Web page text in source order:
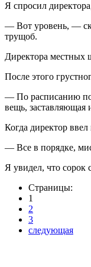
Я спросил
— Вот уровень, —
трущоб.
Директора местных
После этого
— По расписанию
вещь, заставляющая
Когда директор
— Все в порядке,
Я увидел, что
Страницы:
1
2
3
следующая